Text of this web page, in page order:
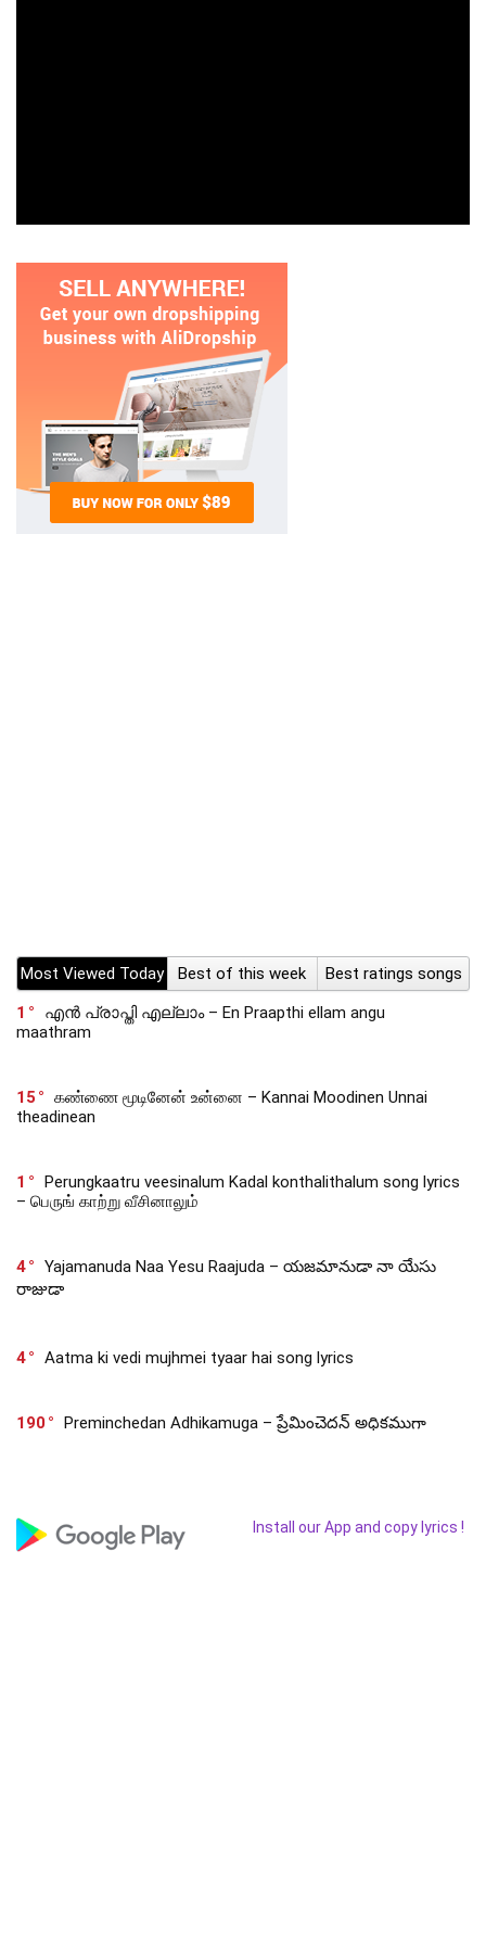
Most Viewed Today Best of this week
Best ratings songs
1
എൻ പ്രാപ്തി എല്ലാം – En Praapthi ellam angu
maathram
15
கண்ணை மூடினேன் உன்னை – Kannai Moodinen Unnai
theadinean
1
Perungkaatru veesinalum Kadal konthalithalum song lyrics
– பெருங் காற்று வீசினாலும்
4
Yajamanuda Naa Yesu Raajuda – యజమానుడా నా యేసు
రాజుడా
4 Aatma ki vedi mujhmei tyaar hai song lyrics
190 Preminchedan Adhikamuga – ప్రేమించెదన్ అధికముగా
Install our App and copy lyrics !